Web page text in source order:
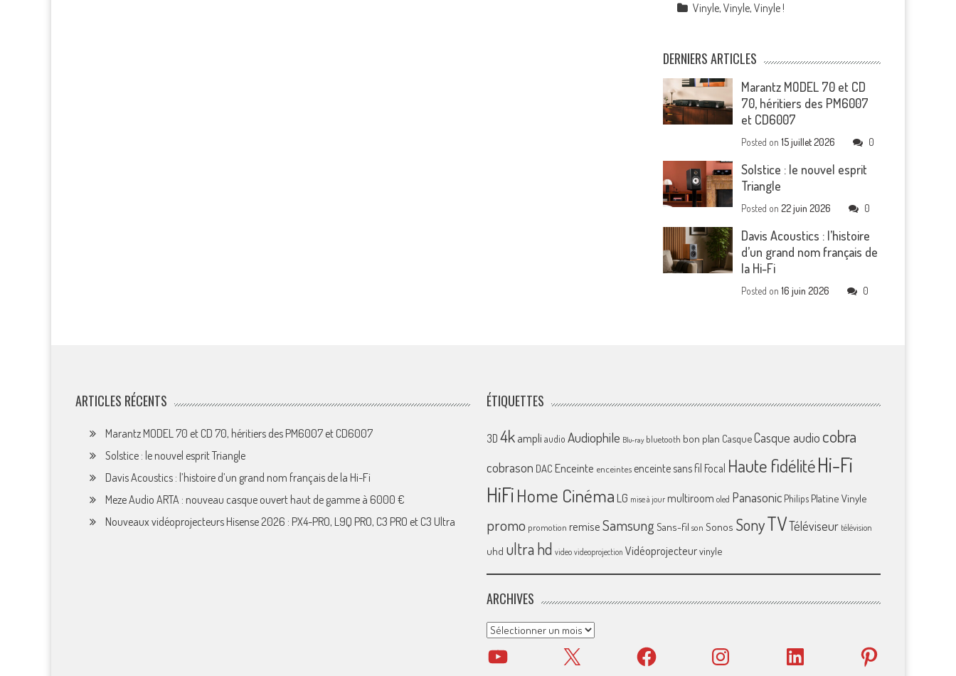
Vinyle, Vinyle, Vinyle !
DERNIERS ARTICLES
Marantz MODEL 70 et CD
70, héritiers des PM6007
et CD6007
Posted on15 juillet 2026 0
Solstice : le nouvel esprit
Triangle
Posted on22 juin 2026 0
Davis Acoustics : l’histoire
d’un grand nom français de
la Hi-Fi
Posted on16 juin 2026 0
ARTICLES RÉCENTS
Marantz MODEL 70 et CD 70, héritiers des PM6007 et CD6007
Solstice : le nouvel esprit Triangle
Davis Acoustics : l’histoire d’un grand nom français de la Hi-Fi
Meze Audio ARTA : nouveau casque ouvert haut de gamme à 6000 €
Nouveaux vidéoprojecteurs Hisense 2026 : PX4-PRO, L9Q PRO, C3 PRO et C3 Ultra
ÉTIQUETTES
3D 4k ampliaudio Audiophile Blu-ray bluetooth bon plan CasqueCasque audio cobra
cobrason DAC Enceinte enceintes enceinte sans fil Focal Haute fidélitéHi-Fi
HiFiHome Cinéma LG mise à jour multiroom oled Panasonic Philips Platine Vinyle
promo promotion remiseSamsungSans-fil son Sonos SonyTVTéléviseur télévision
uhd ultra hd video videoprojection Vidéoprojecteurvinyle
ARCHIVES
Archives
YouTube X Facebook Instagram LinkedIn Pinterest